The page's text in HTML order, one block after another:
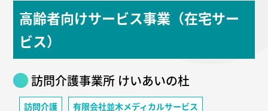
高齢者向けサービス事業（在宅サー
ビス）
訪問介護事業所 けいあいの杜
訪問介護 有限会社並木メディカルサービス